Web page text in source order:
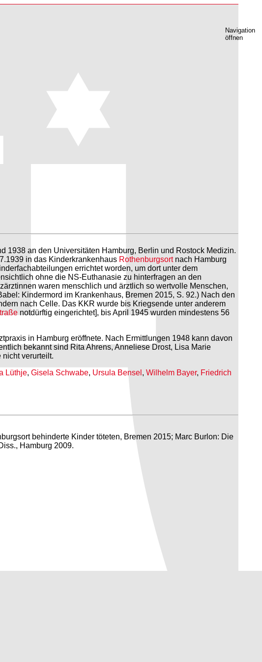
Navigation
öffnen
1938 an den Universitäten Hamburg, Berlin und Rostock Medizin.
in das Kinderkrankenhaus Rothenburgsortnach Hamburg
errichtet worden, um dort unter dem
ohne die NS-Euthanasie zu hinterfragen an den
waren menschlich und ärztlich so wertvolle Menschen,
Kindermord im Krankenhaus, Bremen 2015, S. 92.) Nach den
nach Celle. Das KKR wurde bis Kriegsende unter anderem
notdürftig eingerichtet], bis April 1945 wurden mindestens 56
in Hamburg eröffnete. Nach Ermittlungen 1948 kann davon
bekannt sind Rita Ahrens, Anneliese Drost, Lisa Marie
nicht verurteilt.
Lüthje, Gisela Schwabe, Ursula Bensel , Wilhelm Bayer, Friedrich
behinderte Kinder töteten, Bremen 2015; Marc Burlon: Die
Hamburg 2009.